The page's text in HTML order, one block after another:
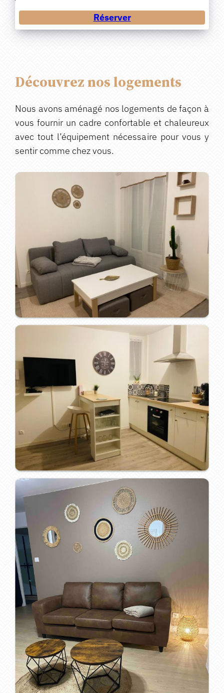
Réserver
Découvrez nos logements
Nous avons aménagé nos logements de façon à
vous fournir un cadre confortable et chaleureux
avec tout l’équipement nécessaire pour vous y
sentir comme chez vous.